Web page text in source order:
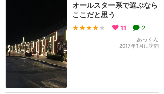
オールスター系で選ぶなら
ここだと思う
★★★★ ★ 11 2
あっくん
2017年1月に訪問